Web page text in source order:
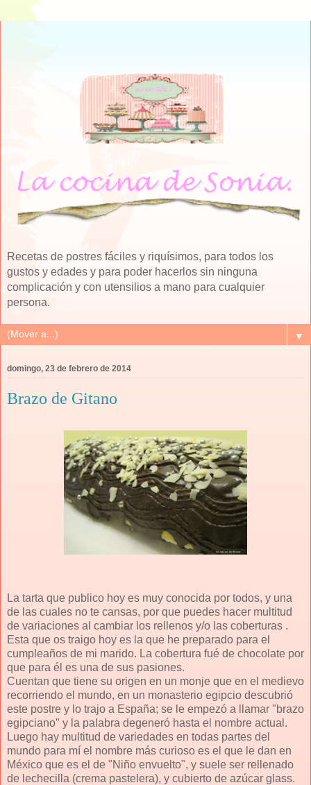
Recetas de postres fáciles y riquísimos, para todos los
gustos y edades y para poder hacerlos sin ninguna
complicación y con utensilios a mano para cualquier
persona.
▼
domingo, 23 de febrero de 2014
Brazo de Gitano
La tarta que publico hoy es muy conocida por todos, y una
de las cuales no te cansas, por que puedes hacer multitud
de variaciones al cambiar los rellenos y/o las coberturas .
Esta que os traigo hoy es la que he preparado para el
cumpleaños de mi marido. La cobertura fué de chocolate por
que para él es una de sus pasiones.
Cuentan que tiene su origen en un monje que en el medievo
recorriendo el mundo, en un monasterio egipcio descubrió
este postre y lo trajo a España; se le empezó a llamar "brazo
egipciano" y la palabra degeneró hasta el nombre actual.
Luego hay multitud de variedades en todas partes del
mundo para mí el nombre más curioso es el que le dan en
México que es el de "Niño envuelto", y suele ser rellenado
de lechecilla (crema pastelera), y cubierto de azúcar glass.